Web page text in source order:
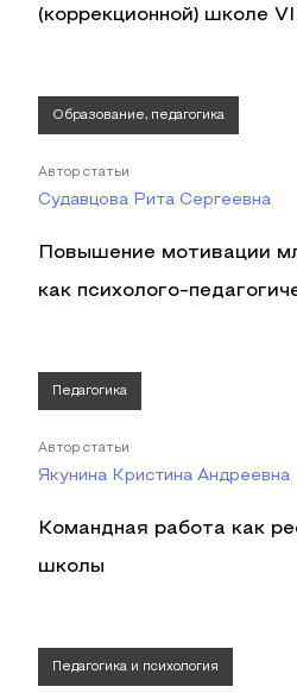
(коррекционной) школе
Образование, педагогика
Автор статьи
Судавцова Рита Сергеевна
Повышение мотивации
как психолого-
Педагогика
Автор статьи
Якунина Кристина Андреевна
Командная работа как
школы
Педагогика и психология